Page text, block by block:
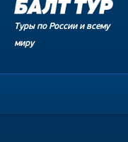
Туры по России и всему
миру